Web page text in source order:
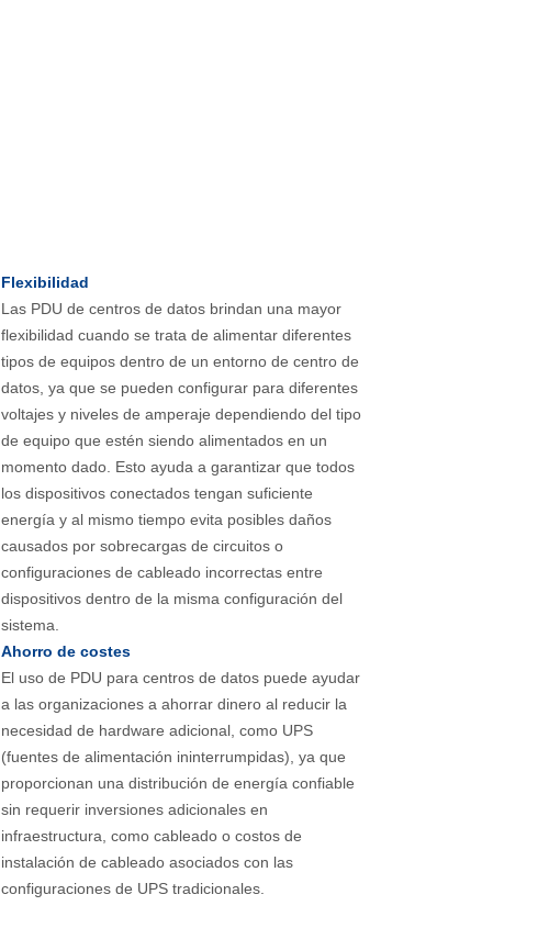
Flexibilidad
Las PDU de centros de datos brindan una mayor
flexibilidad cuando se trata de alimentar diferentes
tipos de equipos dentro de un entorno de centro de
datos, ya que se pueden configurar para diferentes
voltajes y niveles de amperaje dependiendo del tipo
de equipo que estén siendo alimentados en un
momento dado. Esto ayuda a garantizar que todos
los dispositivos conectados tengan suficiente
energía y al mismo tiempo evita posibles daños
causados por sobrecargas de circuitos o
configuraciones de cableado incorrectas entre
dispositivos dentro de la misma configuración del
sistema.
Ahorro de costes
El uso de PDU para centros de datos puede ayudar
a las organizaciones a ahorrar dinero al reducir la
necesidad de hardware adicional, como UPS
(fuentes de alimentación ininterrumpidas), ya que
proporcionan una distribución de energía confiable
sin requerir inversiones adicionales en
infraestructura, como cableado o costos de
instalación de cableado asociados con las
configuraciones de UPS tradicionales.